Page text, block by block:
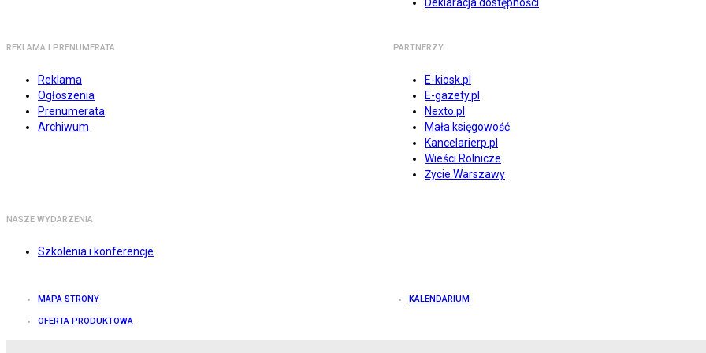
REKLAMA I PRENUMERATA
Reklama
Ogłoszenia
Prenumerata
Archiwum
PARTNERZY
E-kiosk.pl
E-gazety.pl
Nexto.pl
Mała księgowość
Kancelarierp.pl
Wieści Rolnicze
Życie Warszawy
NASZE WYDARZENIA
Szkolenia i konferencje
MAPA STRONY KALENDARIUM
OFERTA PRODUKTOWA